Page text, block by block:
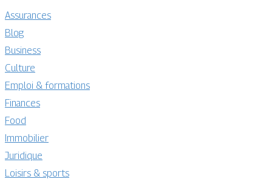
Assurances
Blog
Business
Culture
Emploi & formations
Finances
Food
Immobilier
Juridique
Loisirs & sports